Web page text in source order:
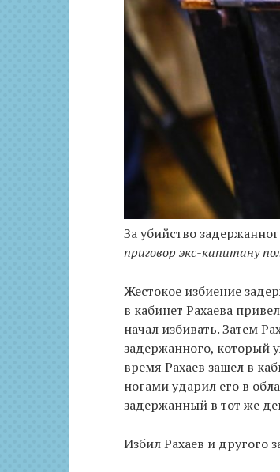
За убийство
приговор экс-капитану
Жестокое избиение
в кабинет Рахаева
начал избивать. Затем
задержанного, который
время Рахаев зашел в
ногами ударил его в
задержанный в тот же
Избил Рахаев и другого